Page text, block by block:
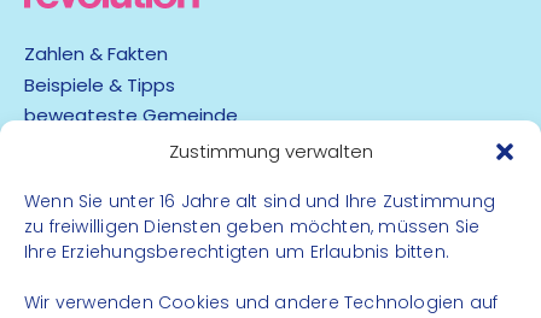
Zustimmung verwalten
Wenn Sie unter 16 Jahre alt sind und Ihre Zustimmung
zu freiwilligen Diensten geben möchten, müssen Sie
Ihre Erziehungsberechtigten um Erlaubnis bitten.
Wir verwenden Cookies und andere Technologien auf
Zahlen & Fakten
Beispiele & Tipps
bewegteste Gemeinde
Barrierefreiheit
Datenschutz
Impressum
Kontakt